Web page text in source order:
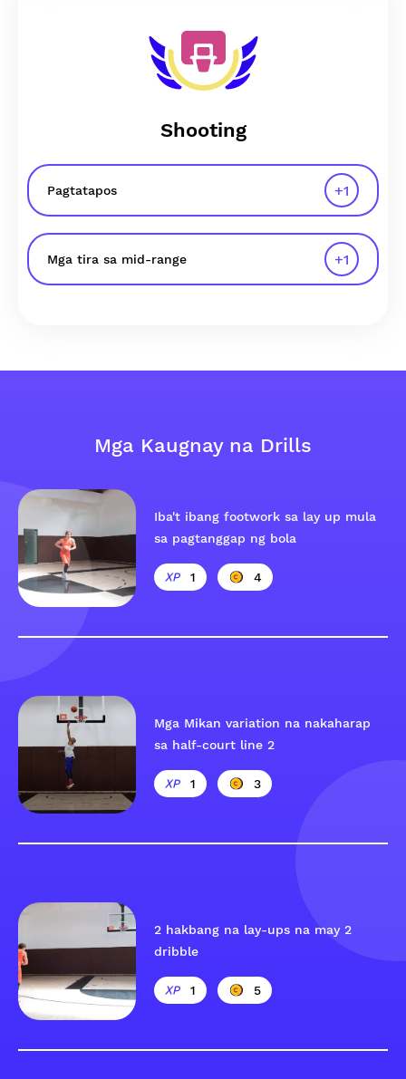
Shooting
Pagtatapos +1
Mga tira sa mid-range +1
Mga Kaugnay na Drills
Iba't ibang footwork sa lay up mula
sa pagtanggap ng bola
1 4
Mga Mikan variation na nakaharap
sa half-court line 2
1 3
2 hakbang na lay-ups na may 2
dribble
1 5